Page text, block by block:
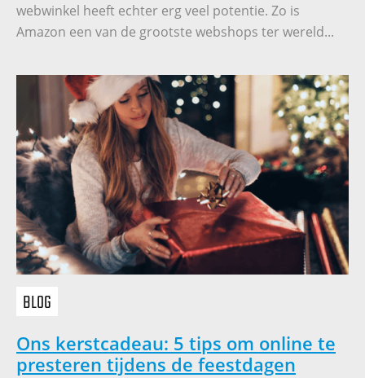
webwinkel heeft echter erg veel potentie. Zo is
Amazon een van de grootste webshops ter wereld...
BLOG
Ons kerstcadeau: 5 tips om online te
presteren tijdens de feestdagen